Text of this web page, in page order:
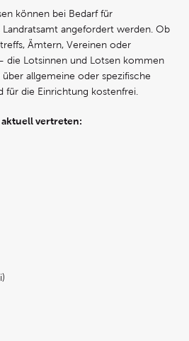
können bei Bedarf für
Landratsamt angefordert werden. Ob
Ämtern, Vereinen oder
die Lotsinnen und Lotsen kommen
allgemeine oder spezifische
für die Einrichtung kostenfrei.
aktuell vertreten: